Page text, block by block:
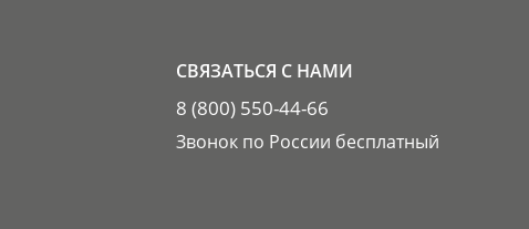
СВЯЗАТЬСЯ С НАМИ
8 (800) 550-44-66
Звонок по России бесплатный